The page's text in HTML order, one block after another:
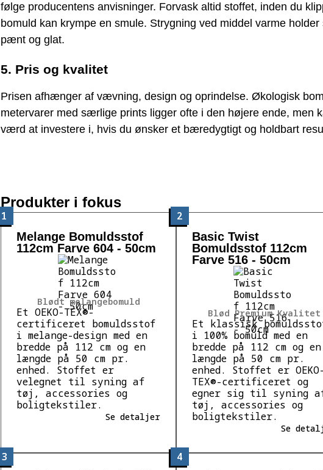
følge producentens anvisninger. Forvask altid stoffet, inden du
bomuld kan krympe en smule. Strygning ved middel varme holder
pænt og glat.
5. Pris og kvalitet
Prisen afhænger af vævning, design og oprindelse. Økologisk
metervarer med særlige prints ligger ofte i den højere ende, men
værd at investere i, hvis du ønsker et bæredygtigt og holdbart
Produkter i fokus
1
Blødt melangebomuld
Melange Bomuldsstof
112cm Farve 604 - 50cm
Et OEKO-TEX®-
certificeret bomuldsstof
i melange-design med en
bredde på 112 cm og en
længde på 50 cm pr.
enhed. Stoffet er
velegnet til syning af
tøj, accessories og
boligtekstiler.
Se detaljer
2
Blød Premium Kvalitet
Basic Twist
Bomuldsstof 112cm
Farve 516 - 50cm
Et klassisk
i 100% bomuld med en
bredde på 112 cm og en
længde på 50 cm pr.
enhed. Stoffet er OEKO-
TEX®-certificeret og
egner sig til syning
tøj, accessories og
boligtekstiler.
Se
3 4